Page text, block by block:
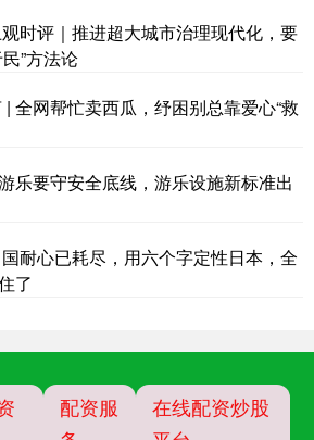
时评｜推进超大城市治理现代化，要
”方法论
全网帮忙卖西瓜，纾困别总靠爱心“救
乐要守安全底线，游乐设施新标准出
耐心已耗尽，用六个字定性日本，全
了
配资服
在线配资炒股